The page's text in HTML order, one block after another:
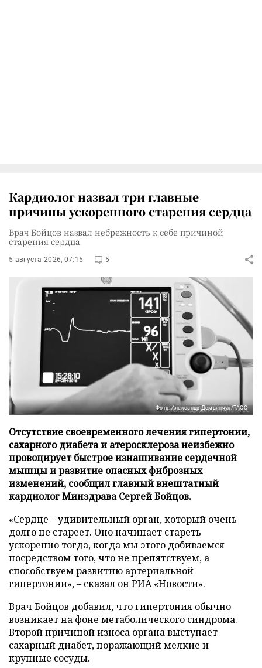
Кардиолог назвал три главные
причины ускоренного старения сердца
Врач Бойцов назвал небрежность к себе причиной
старения сердца
5 августа 2026, 07:15 5
Фото: Александр Демьянчук/ТАСС
Отсутствие своевременного лечения гипертонии,
сахарного диабета и атеросклероза неизбежно
провоцирует быстрое изнашивание сердечной
мышцы и развитие опасных фиброзных
изменений, сообщил главный внештатный
кардиолог Минздрава Сергей Бойцов.
«Сердце – удивительный орган, который очень
долго не стареет. Оно начинает стареть
ускоренно тогда, когда мы этого добиваемся
посредством того, что не препятствуем, а
способствуем развитию артериальной
гипертонии», – сказал он РИА «Новости».
Врач Бойцов добавил, что гипертония обычно
возникает на фоне метаболического синдрома.
Второй причиной износа органа выступает
сахарный диабет, поражающий мелкие и
крупные сосуды.